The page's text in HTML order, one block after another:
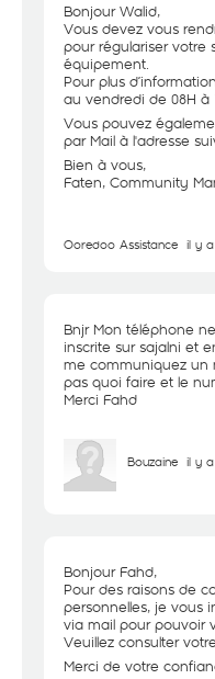
Bonjour Walid,
Vous devez vous
pour régulariser votre
équipement.
Pour plus
au vendredi de 08H à
Vous pouvez
par Mail à l'adresse
Bien à vous,
Faten, Community
Ooredoo Assistance il y
Bnjr Mon téléphone
inscrite sur sajalni et
me communiquez un
pas quoi faire et le
Merci Fahd
Bouzaine il y
Bonjour Fahd,
Pour des raisons de
personnelles, je vous
via mail pour pouvoir
Veuillez consulter
Merci de votre